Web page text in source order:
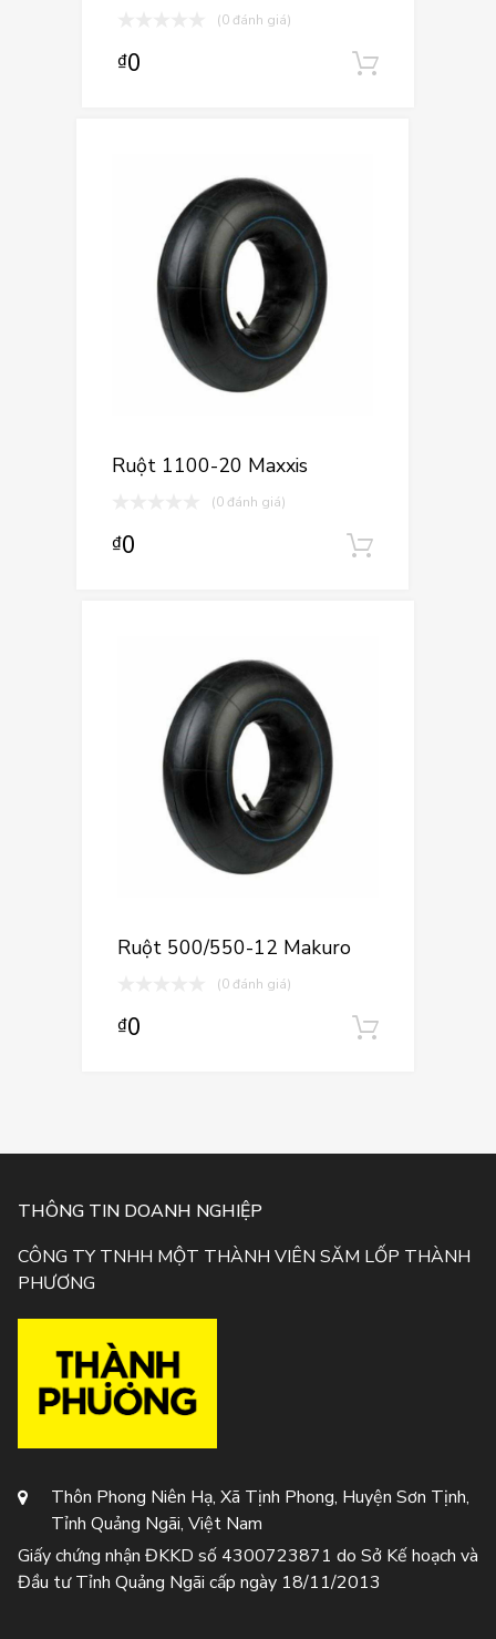
(0 đánh giá)
₫0
Ruột 1100-20 Maxxis
(0 đánh giá)
₫0
Ruột 500/550-12 Makuro
(0 đánh giá)
₫0
THÔNG TIN DOANH NGHIỆP
CÔNG TY TNHH MỘT THÀNH VIÊN SĂM LỐP THÀNH
PHƯƠNG
Thôn Phong Niên Hạ, Xã Tịnh Phong, Huyện Sơn Tịnh,
Tỉnh Quảng Ngãi, Việt Nam
Giấy chứng nhận ĐKKD số 4300723871 do Sở Kế hoạch và
Đầu tư Tỉnh Quảng Ngãi cấp ngày 18/11/2013